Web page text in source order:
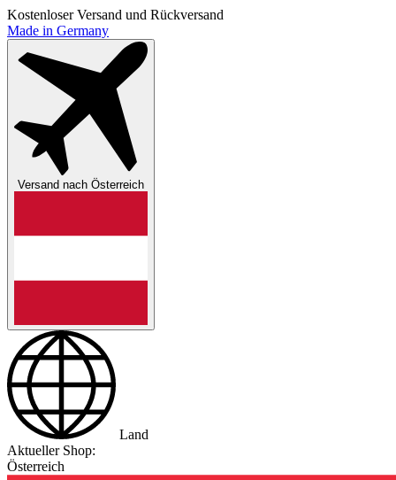
Kostenloser Versand und Rückversand
Made in Germany
Versand nach Österreich
Land
Aktueller Shop:
Österreich